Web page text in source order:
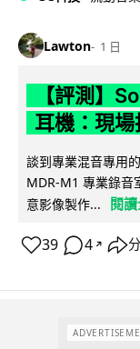
Lawton 1 日
【評測】
耳機：現
談到專業混音專用
MDR-M1 專業錄音
意影像製作...
閱
39 4 ↗